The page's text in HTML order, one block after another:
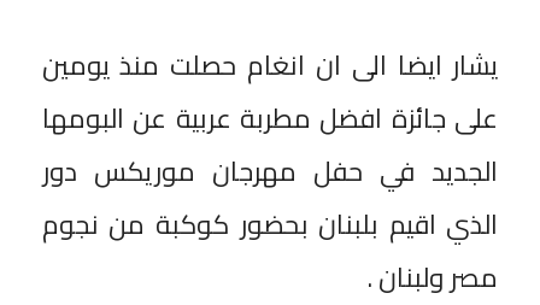
يشار ايضا الى ان انغام حصلت منذ يومين
على جائزة افضل مطربة عربية عن البومها
الجديد في حفل مهرجان موريكس دور
الذي اقيم بلبنان بحضور كوكبة من نجوم
مصر ولبنان .